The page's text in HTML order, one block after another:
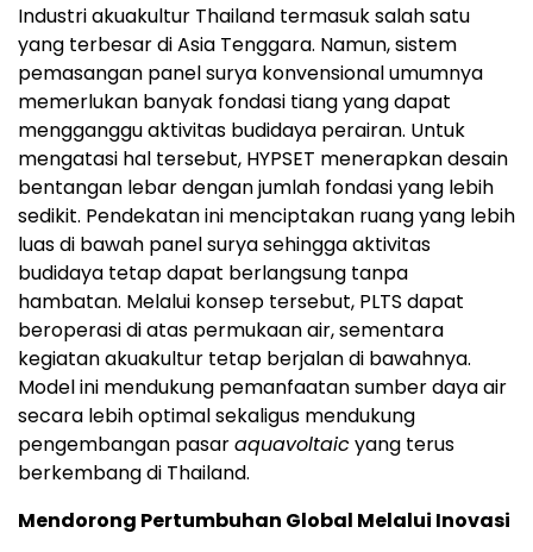
Industri akuakultur Thailand termasuk salah satu
yang terbesar di Asia Tenggara. Namun, sistem
pemasangan panel surya konvensional umumnya
memerlukan banyak fondasi tiang yang dapat
mengganggu aktivitas budidaya perairan. Untuk
mengatasi hal tersebut, HYPSET menerapkan desain
bentangan lebar dengan jumlah fondasi yang lebih
sedikit. Pendekatan ini menciptakan ruang yang lebih
luas di bawah panel surya sehingga aktivitas
budidaya tetap dapat berlangsung tanpa
hambatan. Melalui konsep tersebut, PLTS dapat
beroperasi di atas permukaan air, sementara
kegiatan akuakultur tetap berjalan di bawahnya.
Model ini mendukung pemanfaatan sumber daya air
secara lebih optimal sekaligus mendukung
pengembangan pasaraquavoltaicyang terus
berkembang di Thailand.
Mendorong Pertumbuhan Global Melalui Inovasi